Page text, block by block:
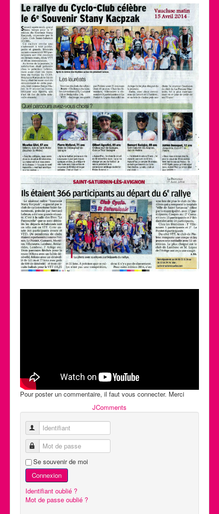
Pour poster un commentaire, il faut vous connecter. Merci
JComments
Identifiant
Mot de passe
Se souvenir de moi
Connexion
Identifiant oublié ?
Mot de passe oublié ?